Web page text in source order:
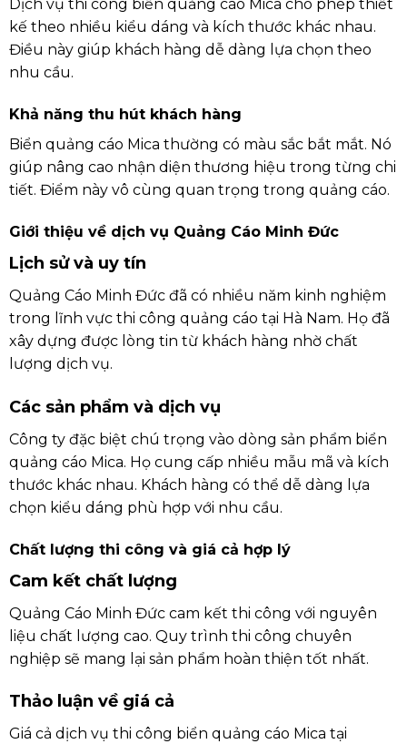
Dịch vụ thi công biển quảng cáo Mica cho phép thiết
kế theo nhiều kiểu dáng và kích thước khác nhau.
Điều này giúp khách hàng dễ dàng lựa chọn theo
nhu cầu.
Khả năng thu hút khách hàng
Biển quảng cáo Mica thường có màu sắc bắt mắt. Nó
giúp nâng cao nhận diện thương hiệu trong từng chi
tiết. Điểm này vô cùng quan trọng trong quảng cáo.
Giới thiệu về dịch vụ Quảng Cáo Minh Đức
Lịch sử và uy tín
Quảng Cáo Minh Đức đã có nhiều năm kinh nghiệm
trong lĩnh vực thi công quảng cáo tại Hà Nam. Họ đã
xây dựng được lòng tin từ khách hàng nhờ chất
lượng dịch vụ.
Các sản phẩm và dịch vụ
Công ty đặc biệt chú trọng vào dòng sản phẩm biển
quảng cáo Mica. Họ cung cấp nhiều mẫu mã và kích
thước khác nhau. Khách hàng có thể dễ dàng lựa
chọn kiểu dáng phù hợp với nhu cầu.
Chất lượng thi công và giá cả hợp lý
Cam kết chất lượng
Quảng Cáo Minh Đức cam kết thi công với nguyên
liệu chất lượng cao. Quy trình thi công chuyên
nghiệp sẽ mang lại sản phẩm hoàn thiện tốt nhất.
Thảo luận về giá cả
Giá cả dịch vụ thi công biển quảng cáo Mica tại